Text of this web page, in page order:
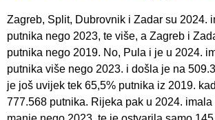
Zagreb, Split, Dubrovnik i Zadar su 2024.
putnika nego 2023, te više, a Zagreb i
putnika nego 2019. No, Pula i je u 2024.
putnika više nego 2023. i došla je na
je još uvijek tek 65,5% putnika iz 2019.
777.568 putnika. Rijeka pak u 2024. imala